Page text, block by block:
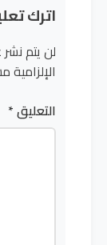
اترك
لن يتم
الإلزامية
التعليق*